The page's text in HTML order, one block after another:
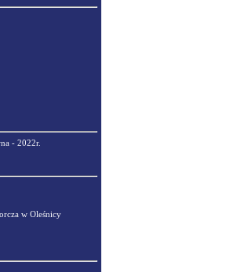
- 2022r.
w Oleśnicy